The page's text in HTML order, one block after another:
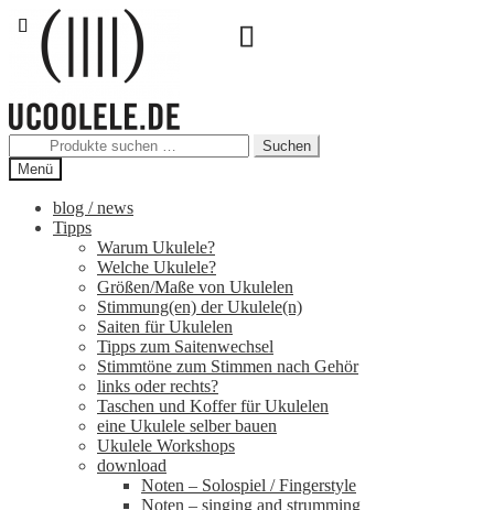
Zur
Navigation
springen
Zum
Inhalt
springen
Suchen
nach:
Suchen
Menü
blog / news
Tipps
Warum Ukulele?
Welche Ukulele?
Größen/Maße von Ukulelen
Stimmung(en) der Ukulele(n)
Saiten für Ukulelen
Tipps zum Saitenwechsel
Stimmtöne zum Stimmen nach Gehör
links oder rechts?
Taschen und Koffer für Ukulelen
eine Ukulele selber bauen
Ukulele Workshops
download
Noten – Solospiel / Fingerstyle
Noten – singing and strumming